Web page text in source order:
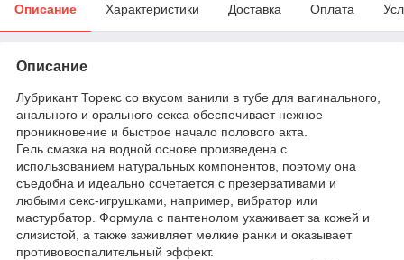
Описание Характеристики Доставка Оплата
Описание
Лубрикант Торекс со вкусом ванили в тубе для вагинального,
анального и орального секса обеспечивает нежное
проникновение и быстрое начало полового акта.
Гель смазка на водной основе произведена с
использованием натуральных компонентов, поэтому она
съедобна и идеально сочетается с презервативами и
любыми секс-игрушками, например, вибратор или
мастурбатор. Формула с пантенолом ухаживает за кожей и
слизистой, а также заживляет мелкие ранки и оказывает
противовоспалительный эффект.